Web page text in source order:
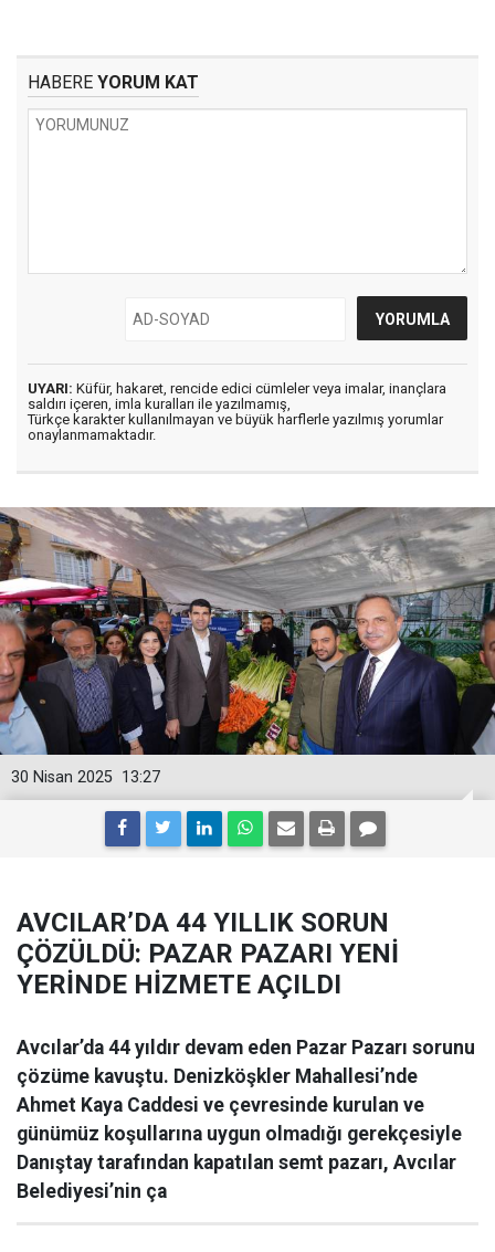
HABERE YORUM KAT
UYARI: Küfür, hakaret, rencide edici cümleler veya imalar, inançlara
saldırı içeren, imla kuralları ile yazılmamış,
Türkçe karakter kullanılmayan ve büyük harflerle yazılmış yorumlar
onaylanmamaktadır.
13:27
30 Nisan 2025
AVCILAR’DA 44 YILLIK SORUN
ÇÖZÜLDÜ: PAZAR PAZARI YENİ
YERİNDE HİZMETE AÇILDI
Avcılar’da 44 yıldır devam eden Pazar Pazarı sorunu
çözüme kavuştu. Denizköşkler Mahallesi’nde
Ahmet Kaya Caddesi ve çevresinde kurulan ve
günümüz koşullarına uygun olmadığı gerekçesiyle
Danıştay tarafından kapatılan semt pazarı, Avcılar
Belediyesi’nin ça